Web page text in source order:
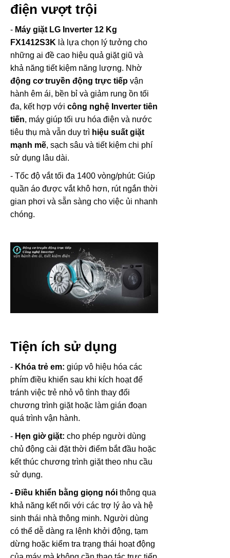
điện vượt trội
- Máy giặt LG Inverter 12 Kg
FX1412S3K là lựa chọn lý tưởng cho
những ai đề cao hiệu quả giặt giũ và
khả năng tiết kiệm năng lượng. Nhờ
động cơ truyền động trực tiếp vận
hành êm ái, bền bỉ và giảm rung ồn tối
đa, kết hợp với công nghệ Inverter tiên
tiến, máy giúp tối ưu hóa điện và nước
tiêu thụ mà vẫn duy trì hiệu suất giặt
mạnh mẽ, sạch sâu và tiết kiệm chi phí
sử dụng lâu dài.
- Tốc độ vắt tối đa 1400 vòng/phút: Giúp
quần áo được vắt khô hơn, rút ngắn thời
gian phơi và sẵn sàng cho việc ủi nhanh
chóng.
Tiện ích sử dụng
- Khóa trẻ em: giúp vô hiệu hóa các
phím điều khiển sau khi kích hoạt để
tránh việc trẻ nhỏ vô tình thay đổi
chương trình giặt hoặc làm gián đoạn
quá trình vận hành.
- Hẹn giờ giặt: cho phép người dùng
chủ động cài đặt thời điểm bắt đầu hoặc
kết thúc chương trình giặt theo nhu cầu
sử dụng.
- Điều khiển bằng giọng nói thông qua
khả năng kết nối với các trợ lý ảo và hệ
sinh thái nhà thông minh. Người dùng
có thể dễ dàng ra lệnh khởi động, tạm
dừng hoặc kiểm tra trạng thái hoạt động